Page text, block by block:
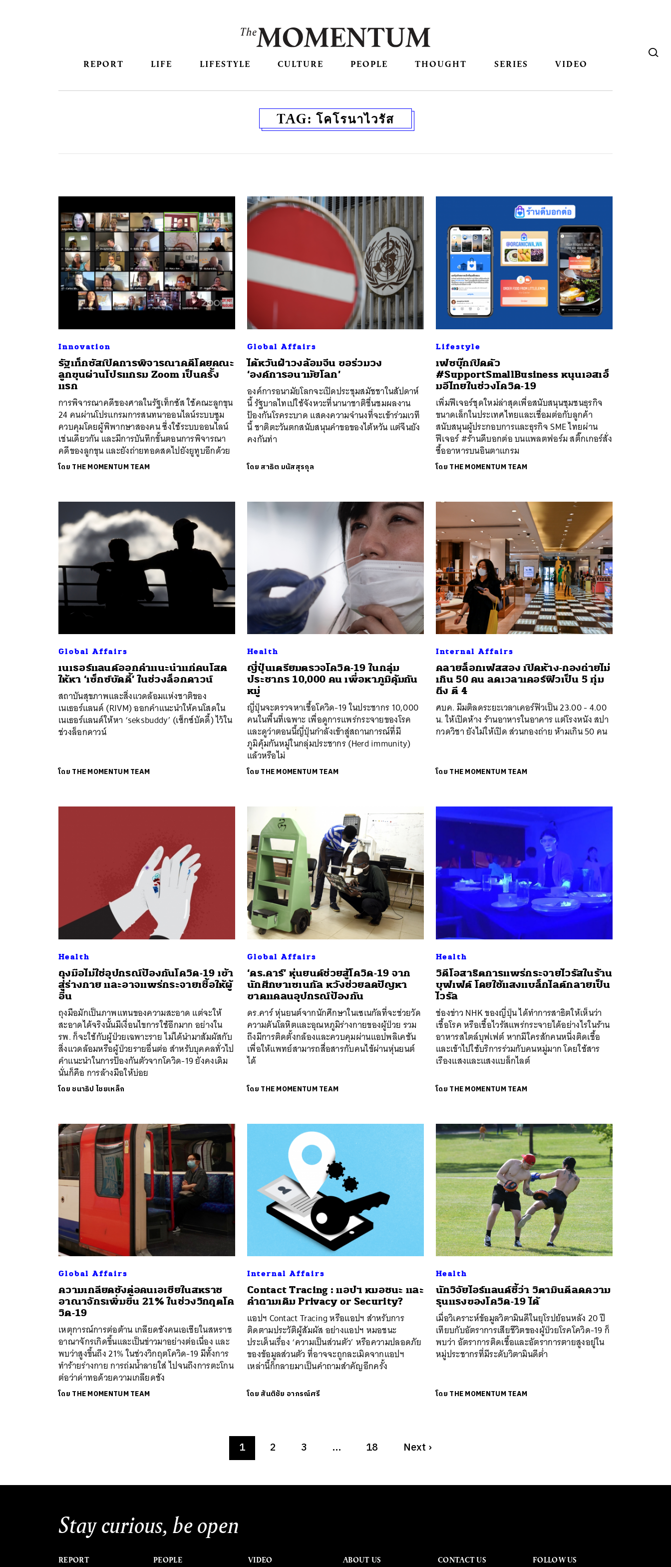
REPORT LIFE LIFESTYLE CULTURE PEOPLE THOUGHT SERIES VIDEO
TAG: โคโรนาไวรัส
Innovation
รัฐเท็กซัสเปิดการพิจารณาคดีโดยคณะ
ลูกขุนผ่านโปรแกรม Zoom เป็นครั้ง
แรก
การพิจารณาคดีของศาลในรัฐเท็กซัส ใช้คณะลูกขุน
24 คนผ่านโปรแกรมการสนทนาออนไลน์ระบบซูม
ควบคุมโดยผู้พิพากษาสองคน ซึ่งใช้ระบบออนไลน์
เช่นเดียวกัน และมีการบันทึกขั้นตอนการพิจารณา
คดีของลูกขุน และยังถ่ายทอดสดไปยังยูทูบอีกด้วย
โดย THE MOMENTUM TEAM
Global Affairs
ไต้หวันฝ่าวงล้อมจีน ขอร่วมวง
‘องค์การอนามัยโลก’
องค์การอนามัยโลกจะเปิดประชุมสมัชชาในสัปดาห์
นี้ รัฐบาลไทเปใช้จังหวะที่นานาชาติชื่นชมผลงาน
ป้องกันโรคระบาด แสดงความจำนงที่จะเข้าร่วมเวที
นี้ ชาติตะวันตกสนับสนุนคำขอของไต้หวัน แต่จีนยัง
คงกันท่า
โดย สาธิต มนัสสุรกุล
Lifestyle
เฟซบุ๊กเปิดตัว
#SupportSmallBusiness หนุนเอสเอ็
มอีไทยในช่วงโควิด-19
เพิ่มฟีเจอร์ชุดใหม่ล่าสุดเพื่อสนับสนุนชุมชนธุรกิจ
ขนาดเล็กในประเทศไทยและเชื่อมต่อกับลูกค้า
สนับสนุนผู้ประกอบการและธุรกิจ SME ไทยผ่าน
ฟีเจอร์ #ร้านดีบอกต่อ บนแพลตฟอร์ม สติ๊กเกอร์สั่ง
ซื้ออาหารบนอินตาแกรม
โดย THE MOMENTUM TEAM
Global Affairs
เนเธอร์แลนด์ออกคำแนะนำแก่คนโสด
ให้หา ‘เซ็กซ์บัดดี้’ ในช่วงล็อกดาวน์
สถาบันสุขภาพและสิ่งแวดล้อมแห่งชาติของ
เนเธอร์แลนด์ (RIVM) ออกคำแนะนำให้คนโสดใน
เนเธอร์แลนด์ให้หา ‘seksbuddy’ (เซ็กซ์บัดดี้) ไว้ใน
ช่วงล็อกดาวน์
โดย THE MOMENTUM TEAM
Health
ญี่ปุ่นเตรียมตรวจโควิด-19 ในกลุ่ม
ประชากร 10,000 คน เพื่อหาภูมิคุ้มกัน
หมู่
ญี่ปุ่นจะตรวจหาเชื้อโควิด-19 ในประชากร 10,000
คนในพื้นที่เฉพาะ เพื่อดูการแพร่กระจายของโรค
และดูว่าตอนนี้ญี่ปุ่นกำลังเข้าสู่สถานการณ์ที่มี
ภูมิคุ้มกันหมู่ในกลุ่มประชากร (Herd immunity)
แล้วหรือไม่
โดย THE MOMENTUM TEAM
Internal Affairs
คลายล็อกเฟสสอง เปิดห้าง-กองถ่ายไม่
เกิน 50 คน ลดเวลาเคอร์ฟิวเป็น 5 ทุ่ม
ถึง ตี 4
ศบค. มีมติลดระยะเวลาเคอร์ฟิวเป็น 23.00 - 4.00
น. ให้เปิดห้าง ร้านอาหารในอาคาร แต่โรงหนัง สปา
กวดวิชา ยังไม่ให้เปิด ส่วนกองถ่าย ห้ามเกิน 50 คน
โดย THE MOMENTUM TEAM
Health
ถุงมือไม่ใช่อุปกรณ์ป้องกันโควิด-19 เข้า
สู่ร่างกาย และอาจแพร่กระจายเชื้อให้ผู้
อื่น
ถุงมือมักเป็นภาพแทนของความสะอาด แต่จะให้
สะอาดได้จริงนั้นมีเงื่อนไขการใช้อีกมาก อย่างใน
รพ. ก็จะใช้กับผู้ป่วยเฉพาะราย ไม่ได้นำมาสัมผัสกับ
สิ่งแวดล้อมหรือผู้ป่วยรายอื่นต่อ สำหรับบุคคลทั่วไป
คำแนะนำในการป้องกันตัวจากโควิด-19 ยังคงเดิม
นั่นก็คือ การล้างมือให้บ่อย
โดย ชนาธิป ไชยเหล็ก
Global Affairs
‘ดร.คาร์’ หุ่นยนต์ช่วยสู้โควิด-19 จาก
นักศึกษาเซเนกัล หวังช่วยลดปัญหา
ขาดแคลนอุปกรณ์ป้องกัน
ดร.คาร์ หุ่นยนต์จากนักศึกษาในเซเนกัลที่จะช่วยวัด
ความดันโลหิตและอุณหภูมิร่างกายของผู้ป่วย รวม
ถึงมีการติดตั้งกล้องและควบคุมผ่านแอปพลิเคชัน
เพื่อให้แพทย์สามารถสื่อสารกับคนไข้ผ่านหุ่นยนต์
ได้
โดย THE MOMENTUM TEAM
Health
วิดีโอสาธิตการแพร่กระจายไวรัสในร้าน
บุฟเฟต์ โดยใช้แสงแบล็กไลต์กลายเป็น
ไวรัล
ช่องข่าว NHK ของญี่ปุ่น ได้ทำการสาธิตให้เห็นว่า
เชื้อโรค หรือเชื้อไวรัสแพร่กระจายได้อย่างไรในร้าน
อาหารสไตล์บุฟเฟต์ หากมีใครสักคนหนึ่งติดเชื้อ
และเข้าไปใช้บริการร่วมกับคนหมู่มาก โดยใช้สาร
เรืองแสงและแสงแบล็กไลต์
โดย THE MOMENTUM TEAM
Global Affairs
ความเกลียดชังต่อคนเอเชียในสหราช
อาณาจักรเพิ่มขึ้น 21% ในช่วงวิกฤตโค
วิด-19
เหตุการณ์การต่อต้าน เกลียดชังคนเอเชียในสหราช
อาณาจักรเกิดขึ้นและเป็นข่าวมาอย่างต่อเนื่อง และ
พบว่าสูงขึ้นถึง 21% ในช่วงวิกฤตโควิด-19 มีทั้งการ
ทำร้ายร่างกาย การถ่มน้ำลายใส่ ไปจนถึงการตะโกน
ต่อว่าด่าทอด้วยความเกลียดชัง
โดย THE MOMENTUM TEAM
Internal Affairs
Contact Tracing : แอปฯ หมอชนะ และ
คำถามเดิม Privacy or Security?
แอปฯ Contact Tracing หรือแอปฯ สำหรับการ
ติดตามประวัติผู้สัมผัส อย่างแอปฯ หมอชนะ
ประเด็นเรื่อง ‘ความเป็นส่วนตัว’ หรือความปลอดภัย
ของข้อมูลส่วนตัว ที่อาจจะถูกละเมิดจากแอปฯ
เหล่านี้ก็กลายมาเป็นคำถามสำคัญอีกครั้ง
โดย สันติชัย อาภรณ์ศรี
Health
นักวิจัยไอร์แลนด์ชี้ว่า วิตามินดีลดความ
รุนแรงของโควิด-19 ได้
เมื่อวิเคราะห์ข้อมูลวิตามินดีในยุโรปย้อนหลัง 20 ปี
เทียบกับอัตราการเสียชีวิตของผู้ป่วยโรคโควิด-19 ก็
พบว่า อัตราการติดเชื้อและอัตราการตายสูงอยู่ใน
หมู่ประชากรที่มีระดับวิตามินดีต่ำ
โดย THE MOMENTUM TEAM
1 2 3 … 18 Next›
Stay curious, be open
REPORT PEOPLE VIDEO ABOUT US CONTACT US FOLLOW US
SHARE TWEET LINE EMAIL